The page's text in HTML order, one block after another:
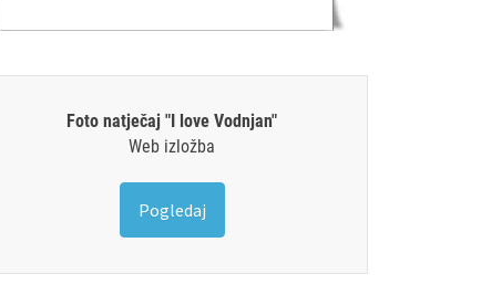
Foto natječaj "I love Vodnjan"
Web izložba
Pogledaj